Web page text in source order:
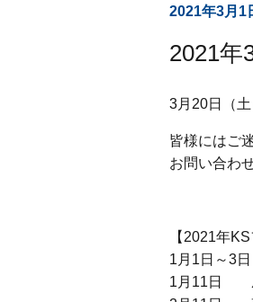
2021年3月1
2021年
3月20日（
皆様にはご
お問い合わ
【2021年
1月1日～3
1月11日